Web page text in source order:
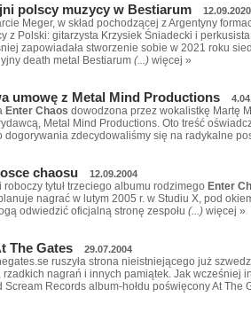
polscy muzycy w Bestiarum 12.09.2020
Meger, w skład pochodzącej z Argentyny
z Polski: gitarzysta Krzysiek Śniadecki i
zapowiadała stworzenie sobie w 2021 roku
death metal Bestiarum (...) więcej »
umowę z Metal Mind Productions
Enter Chaos dowodzona przez wokalistkę Martę
Metal Mind Productions. Oto treść
dogorywania zdecydowaliśmy się na radykalne
chaosu 12.09.2004
tytuł trzeciego albumu rodzimego Enter
nagrać w lutym 2005 r. w Studiu X, pod
odwiedzić oficjalną stronę zespołu (...) więcej »
The Gates 29.07.2004
ruszyła strona nieistniejącego już
nagrań i innych pamiątek. Jak wcześniej
Scream Records album-hołdu poświęcony At The